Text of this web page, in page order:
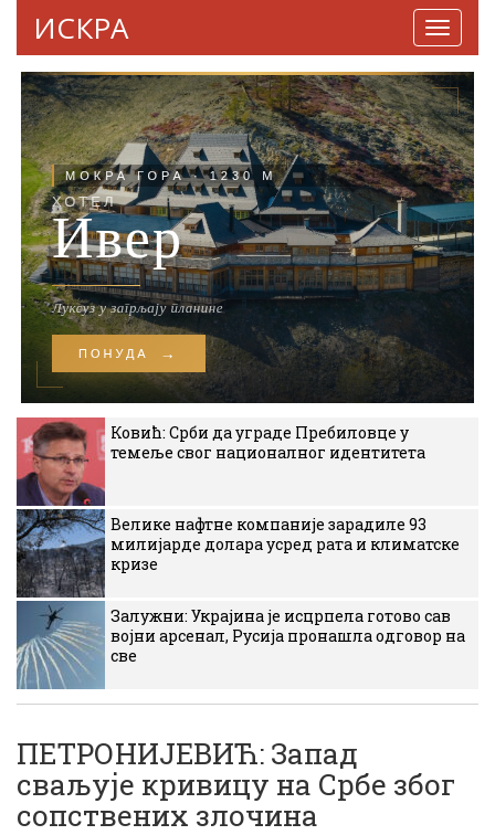
ИСКРА
Ковић: Срби да уграде Пребиловце у
темеље свог националног идентитета
Велике нафтне компаније зарадиле 93
милијарде долара усред рата и климатске
кризе
Залужни: Украјина је исцрпела готово сав
војни арсенал, Русија пронашла одговор на
све
ПЕТРОНИЈЕВИЋ: Запад
сваљује кривицу на Србе због
сопствених злочина